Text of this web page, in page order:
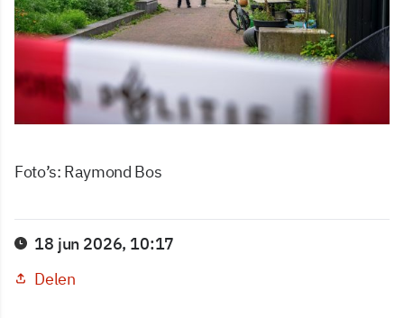
Foto’s: Raymond Bos
18 jun 2026, 10:17
Delen